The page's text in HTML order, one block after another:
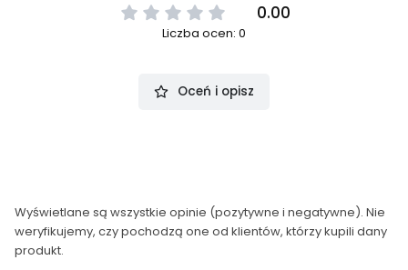
0.00
Liczba ocen: 0
Oceń i opisz
Wyświetlane są wszystkie opinie (pozytywne i negatywne). Nie
weryfikujemy, czy pochodzą one od klientów, którzy kupili dany
produkt.